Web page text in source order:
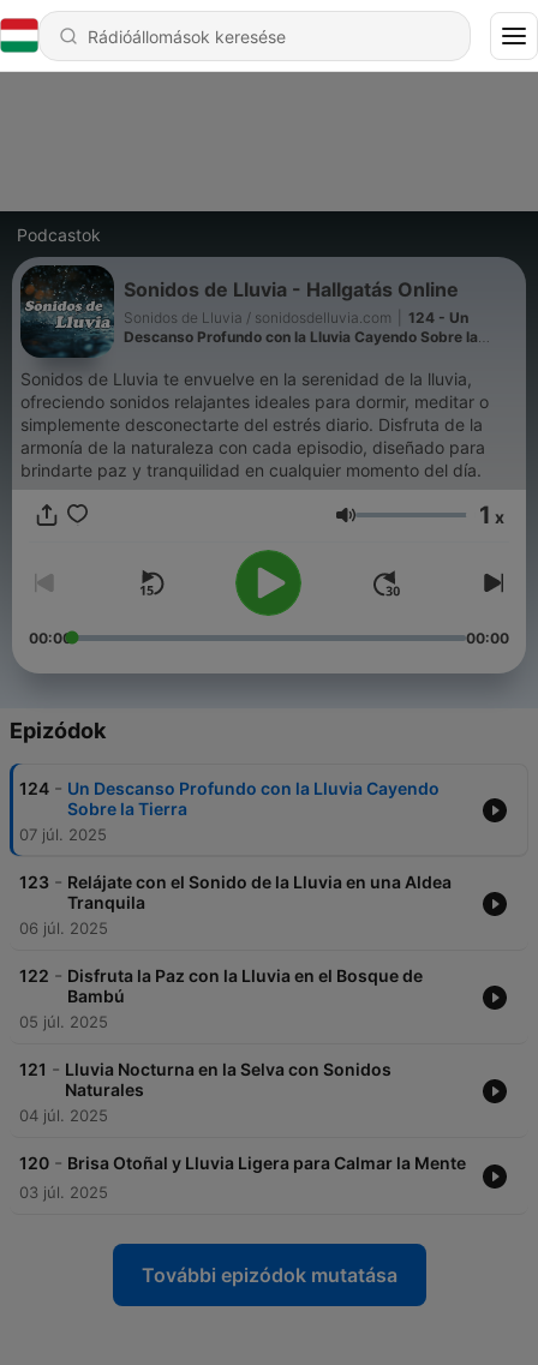
Podcastok
Sonidos de Lluvia - Hallgatás Online
Sonidos de Lluvia / sonidosdelluvia.com
124 - Un
Descanso Profundo con la Lluvia Cayendo Sobre la
Sonidos de Lluvia te envuelve en la serenidad de la lluvia,
ofreciendo sonidos relajantes ideales para dormir, meditar o
simplemente desconectarte del estrés diario. Disfruta de la
armonía de la naturaleza con cada episodio, diseñado para
brindarte paz y tranquilidad en cualquier momento del día.
Hangerő 1 x
00:00 00:00
Epizódok
124 - Un Descanso Profundo con la Lluvia Cayendo
Sobre la Tierra
07 júl. 2025
123 - Relájate con el Sonido de la Lluvia en una Aldea
Tranquila
06 júl. 2025
122 - Disfruta la Paz con la Lluvia en el Bosque de
Bambú
05 júl. 2025
121 - Lluvia Nocturna en la Selva con Sonidos
Naturales
04 júl. 2025
120 - Brisa Otoñal y Lluvia Ligera para Calmar la Mente
03 júl. 2025
További epizódok mutatása